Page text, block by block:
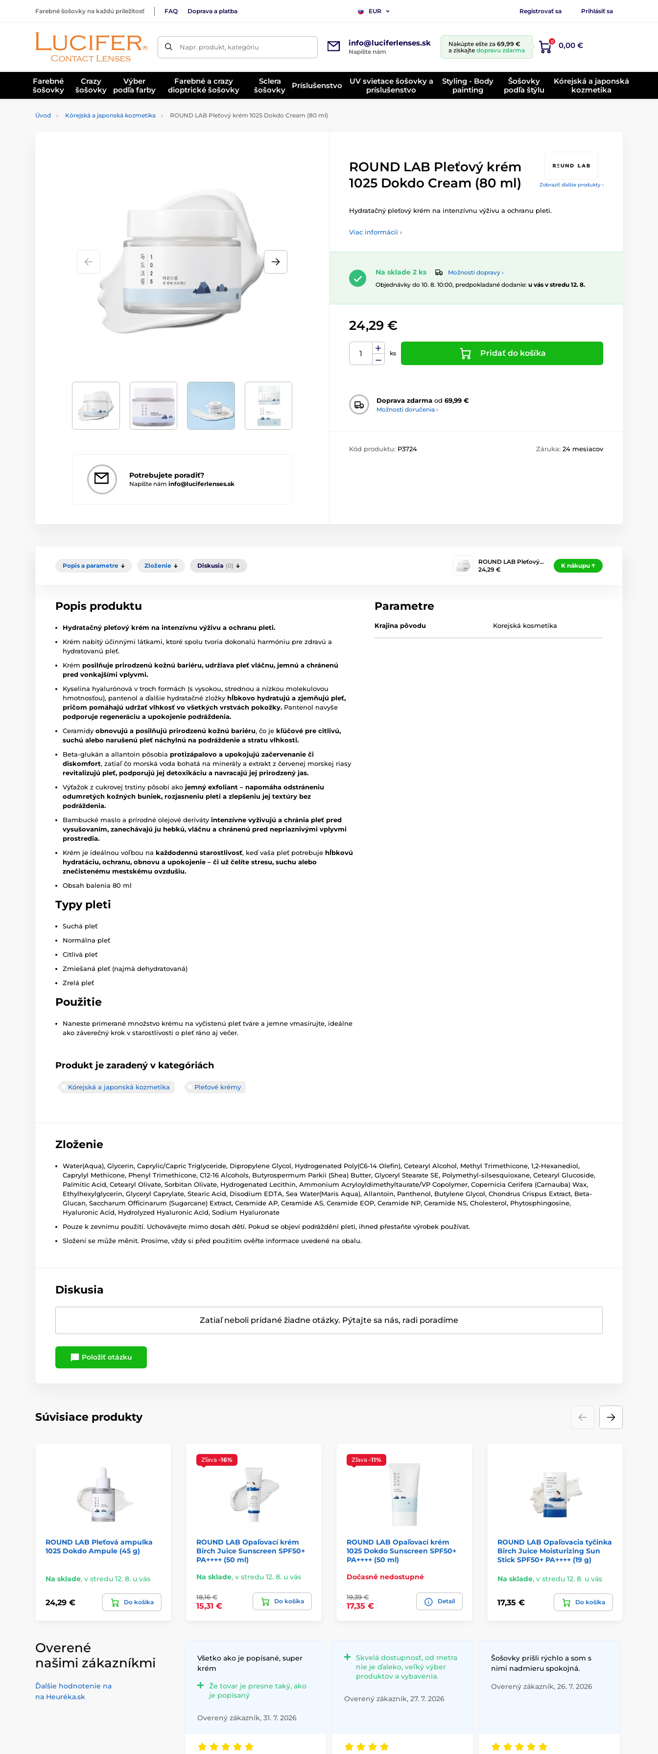
Farebné šošovky na každú príležitosť FAQ Doprava a platba EUR Registrovať sa Prihlásiť sa
Napr. produkt, kategóriu info@luciferlenses.sk
Napíšte nám
Nakúpte ešte za 69,99 €
a získajte dopravu zdarma
0 0,00 €
Farebné
šošovky
Crazy
šošovky
Výber
podľa farby
Farebné a crazy
dioptrické šošovky
Sclera
šošovky
Príslušenstvo
UV svietace šošovky a
príslušenstvo
Styling - Body
painting
Šošovky
podľa štýlu
Kórejská a japonská
kozmetika
Úvod Kórejská a japonská kozmetika ROUND LAB Pleťový krém 1025 Dokdo Cream (80 ml)
Zobraziť ďalšie produkty ›
Potrebujete poradiť?
Napíšte nám info@luciferlenses.sk
ROUND LAB Pleťový krém
1025 Dokdo Cream (80 ml)
Hydratačný pleťový krém na intenzívnu výživu a ochranu pleti.
Viac informácií ›
Na sklade 2 ks
Možnosti dopravy ›
Objednávky do 10. 8. 10:00, predpokladané dodanie: u vás v stredu 12. 8.
24,29 €
ks Pridať do košíka
Doprava zdarma od 69,99 €
Možnosti doručenia ›
Kód produktu: P3724 Záruka: 24 mesiacov
Popis a parametre Zloženie Diskusia (0)
ROUND LAB Pleťový…
24,29 €
K nákupu
Popis produktu
Hydratačný pleťový krém na intenzívnu výživu a ochranu pleti.
Krém nabitý účinnými látkami, ktoré spolu tvoria dokonalú harmóniu pre zdravú a
hydratovanú pleť.
Krém posilňuje prirodzenú kožnú bariéru, udržiava pleť vláčnu, jemnú a chránenú
pred vonkajšími vplyvmi.
Kyselina hyalurónová v troch formách (s vysokou, strednou a nízkou molekulovou
hmotnosťou), pantenol a ďalšie hydratačné zložky hĺbkovo hydratujú a zjemňujú pleť,
pričom pomáhajú udržať vlhkosť vo všetkých vrstvách pokožky. Pantenol navyše
podporuje regeneráciu a upokojenie podráždenia.
Ceramidy obnovujú a posilňujú prirodzenú kožnú bariéru, čo je kľúčové pre citlivú,
suchú alebo narušenú pleť náchylnú na podráždenie a stratu vlhkosti.
Beta-glukán a allantoin pôsobia protizápalovo a upokojujú začervenanie či
diskomfort, zatiaľ čo morská voda bohatá na minerály a extrakt z červenej morskej riasy
revitalizujú pleť, podporujú jej detoxikáciu a navracajú jej prirodzený jas.
Výťažok z cukrovej trstiny pôsobí ako jemný exfoliant – napomáha odstráneniu
odumretých kožných buniek, rozjasneniu pleti a zlepšeniu jej textúry bez
podráždenia.
Bambucké maslo a prírodné olejové deriváty intenzívne vyživujú a chránia pleť pred
vysušovaním, zanechávajú ju hebkú, vláčnu a chránenú pred nepriaznivými vplyvmi
prostredia.
Krém je ideálnou voľbou na každodennú starostlivosť, keď vaša pleť potrebuje hĺbkovú
hydratáciu, ochranu, obnovu a upokojenie – či už čelíte stresu, suchu alebo
znečistenému mestskému ovzdušiu.
Obsah balenia 80 ml
Typy pleti
Suchá pleť
Normálna pleť
Citlivá pleť
Zmiešaná pleť (najmä dehydratovaná)
Zrelá pleť
Použitie
Naneste primerané množstvo krému na vyčistenú pleť tváre a jemne vmasírujte, ideálne
ako záverečný krok v starostlivosti o pleť ráno aj večer.
Produkt je zaradený v kategóriách
Kórejská a japonská kozmetika Pleťové krémy
Parametre
Krajina pôvodu Korejská kosmetika
Zloženie
Water(Aqua), Glycerin, Caprylic/Capric Triglyceride, Dipropylene Glycol, Hydrogenated Poly(C6-14 Olefin), Cetearyl Alcohol, Methyl Trimethicone, 1,2-Hexanediol,
Caprylyl Methicone, Phenyl Trimethicone, C12-16 Alcohols, Butyrospermum Parkii (Shea) Butter, Glyceryl Stearate SE, Polymethyl-silsesquioxane, Cetearyl Glucoside,
Palmitic Acid, Cetearyl Olivate, Sorbitan Olivate, Hydrogenated Lecithin, Ammonium Acryloyldimethyltaurate/VP Copolymer, Copernicia Cerifera (Carnauba) Wax,
Ethylhexylglycerin, Glyceryl Caprylate, Stearic Acid, Disodium EDTA, Sea Water(Maris Aqua), Allantoin, Panthenol, Butylene Glycol, Chondrus Crispus Extract, Beta-
Glucan, Saccharum Officinarum (Sugarcane) Extract, Ceramide AP, Ceramide AS, Ceramide EOP, Ceramide NP, Ceramide NS, Cholesterol, Phytosphingosine,
Hyaluronic Acid, Hydrolyzed Hyaluronic Acid, Sodium Hyaluronate
Pouze k zevnímu použití. Uchovávejte mimo dosah dětí. Pokud se objeví podráždění pleti, ihned přestaňte výrobek používat.
Složení se může měnit. Prosíme, vždy si před použitím ověřte informace uvedené na obalu.
Diskusia
Zatiaľ neboli pridané žiadne otázky. Pýtajte sa nás, radi poradíme
Položiť otázku
Súvisiace produkty
ROUND LAB Pleťová ampulka
1025 Dokdo Ampule (45 g)
Na sklade, v stredu 12. 8. u vás
24,29 € Do košíka
Zľava -16%
ROUND LAB Opaľovací krém
Birch Juice Sunscreen SPF50+
PA++++ (50 ml)
Na sklade, v stredu 12. 8. u vás
18,16 €
15,31 €
Do košíka
Zľava -11%
ROUND LAB Opaľovací krém
1025 Dokdo Sunscreen SPF50+
PA++++ (50 ml)
Dočasně nedostupné
19,39 €
17,35 €
Detail
ROUND LAB Opaľovacia tyčinka
Birch Juice Moisturizing Sun
Stick SPF50+ PA++++ (19 g)
Na sklade, v stredu 12. 8. u vás
17,35 € Do košíka
Overené
našimi zákazníkmi
Ďalšie hodnotenie na
na Heuréka.sk
Všetko ako je popísané, super
krém
Že tovar je presne taký, ako
je popísaný
Overený zákazník, 31. 7. 2026
Skvelá dostupnosť, od metra
nie je ďaleko, veľký výber
produktov a vybavenia.
Overený zákazník, 27. 7. 2026
Šošovky prišli rýchlo a som s
nimi nadmieru spokojná.
Overený zákazník, 26. 7. 2026